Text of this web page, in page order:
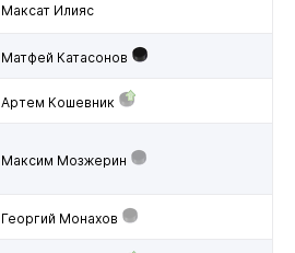
Максат Илияс
Матфей Катасонов
Артем Кошевник
Максим Мозжерин
Георгий Монахов